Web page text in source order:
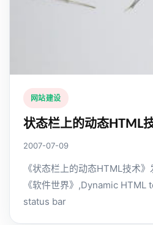
网站建设
状态栏上的动态HTML
2007-07-09
《状态栏上的动态HTML技术
《软件世界》,Dynamic
status bar